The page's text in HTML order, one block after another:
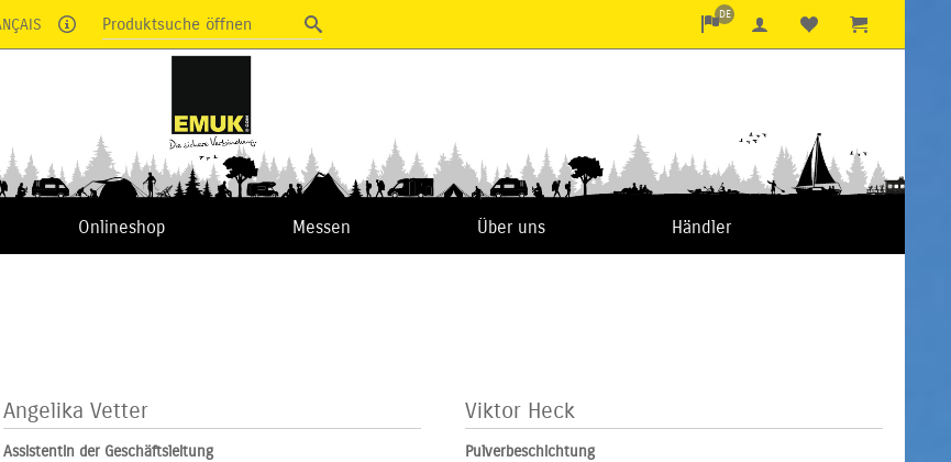
Produktsuche öffnen DE
Onlineshop Messen Über uns Händler
Angelika Vetter
Assistentin der Geschäftsleitung
Viktor Heck
Pulverbeschichtung